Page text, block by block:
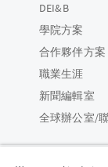
DEI&B
學院方案
合作夥伴方案
職業生涯
新聞編輯室
全球辦公室/